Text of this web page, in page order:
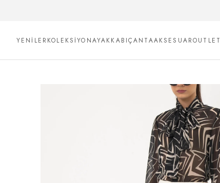
YENİLERKOLEKSİYONAYAKKABIÇANTAAKSESUAROUTLET